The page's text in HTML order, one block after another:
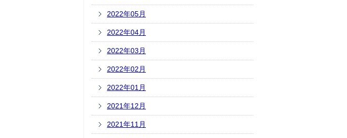
2022年05月
2022年04月
2022年03月
2022年02月
2022年01月
2021年12月
2021年11月